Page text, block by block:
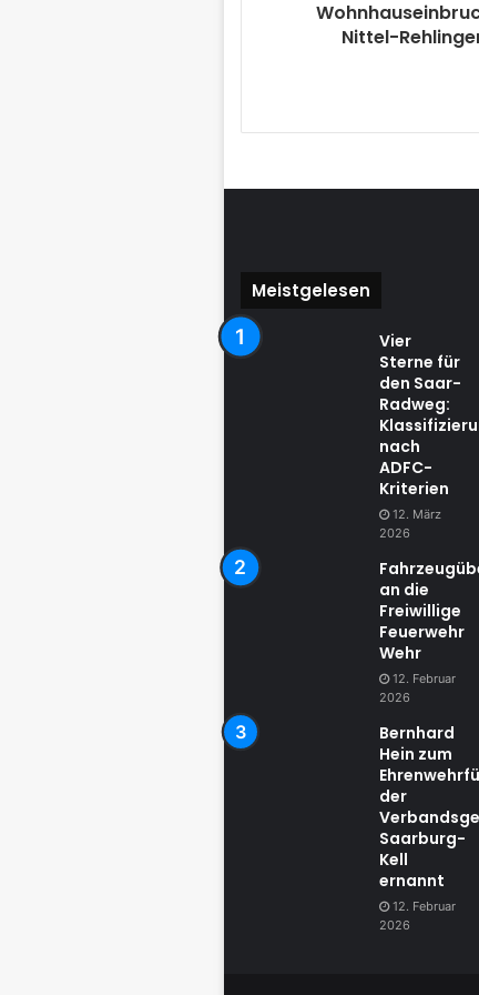
Nittel-
Meistgelesen
Vier
Sterne für
den Saar-
Radweg:
nach
ADFC-
Kriterien
12. März
2026
an die
Freiwillige
Feuerwehr
Wehr
12. Februar
2026
Bernhard
Hein zum
der
Saarburg-
Kell
ernannt
12. Februar
2026